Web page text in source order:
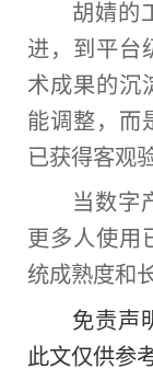
胡婧的
进，到平台
术成果的沉
能调整，而
已获得客观
当数字
更多人使用
统成熟度和
免责声
此文仅供参